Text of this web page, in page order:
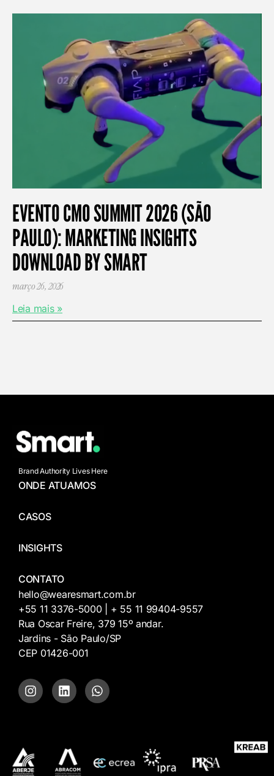
EVENTO CMO SUMMIT 2026 (SÃO
PAULO): MARKETING INSIGHTS
DOWNLOAD BY SMART
março 26, 2026
Leia mais »
Brand Authority Lives Here
ONDE ATUAMOS
CASOS
INSIGHTS
CONTATO
hello@wearesmart.com.br
+55 11 3376-5000 | + 55 11 99404-9557
Rua Oscar Freire, 379 15º andar.
Jardins - São Paulo/SP
CEP 01426-001